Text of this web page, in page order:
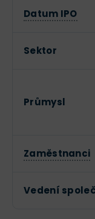
Datum IPO
Sektor
Průmysl
Zaměstnanci
Vedení